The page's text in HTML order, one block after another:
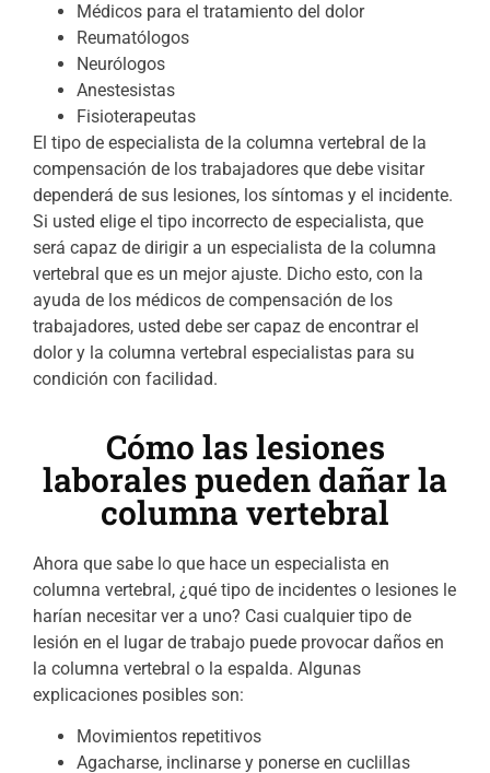
Médicos para el tratamiento del dolor
Reumatólogos
Neurólogos
Anestesistas
Fisioterapeutas
El tipo de especialista de la columna vertebral de la
compensación de los trabajadores que debe visitar
dependerá de sus lesiones, los síntomas y el incidente.
Si usted elige el tipo incorrecto de especialista, que
será capaz de dirigir a un especialista de la columna
vertebral que es un mejor ajuste. Dicho esto, con la
ayuda de los médicos de compensación de los
trabajadores, usted debe ser capaz de encontrar el
dolor y la columna vertebral especialistas para su
condición con facilidad.
Cómo las lesiones
laborales pueden dañar la
columna vertebral
Ahora que sabe lo que hace un especialista en
columna vertebral, ¿qué tipo de incidentes o lesiones le
harían necesitar ver a uno? Casi cualquier tipo de
lesión en el lugar de trabajo puede provocar daños en
la columna vertebral o la espalda. Algunas
explicaciones posibles son:
Movimientos repetitivos
Agacharse, inclinarse y ponerse en cuclillas